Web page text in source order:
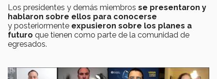
Los presidentes y demás miembros se presentaron y
hablaron sobre ellos para conocerse
y posteriormente expusieron sobre los planes a
futuro que tienen como parte de la comunidad de
egresados.